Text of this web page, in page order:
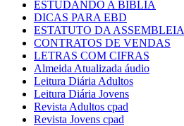
ESTUDANDO A BIBLIA
DICAS PARA EBD
ESTATUTO DA ASSEMBLEIA
CONTRATOS DE VENDAS
LETRAS COM CIFRAS
Almeida Atualizada áudio
Leitura Diária Adultos
Leitura Diária Jovens
Revista Adultos cpad
Revista Jovens cpad